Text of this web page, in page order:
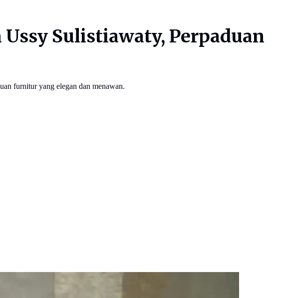
Sulistiawaty, Perpaduan
furnitur yang elegan dan menawan.